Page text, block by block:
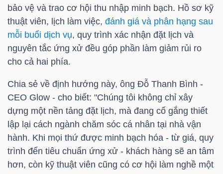
bảo vệ và trao cơ hội thu nhập minh bạch. Hồ sơ kỹ
thuật viên, lịch làm việc, đánh giá và phân hạng sau
mỗi buổi dịch vụ, quy trình xác nhận đặt lịch và
nguyên tắc ứng xử đều góp phần làm giảm rủi ro
cho cả hai phía.
Chia sẻ về định hướng này, ông Đỗ Thanh Bình -
CEO Glow - cho biết: "Chúng tôi không chỉ xây
dựng một nền tảng đặt lịch, mà đang cố gắng thiết
lập lại cách ngành chăm sóc cá nhân tại nhà vận
hành. Khi mọi thứ được minh bạch hóa - từ giá, quy
trình đến tiêu chuẩn ứng xử - khách hàng sẽ an tâm
hơn, còn kỹ thuật viên cũng có cơ hội làm nghề một
CÔNG
NGHIỆP
TIÊU
DÙNG
KHÔNG
THIẾT